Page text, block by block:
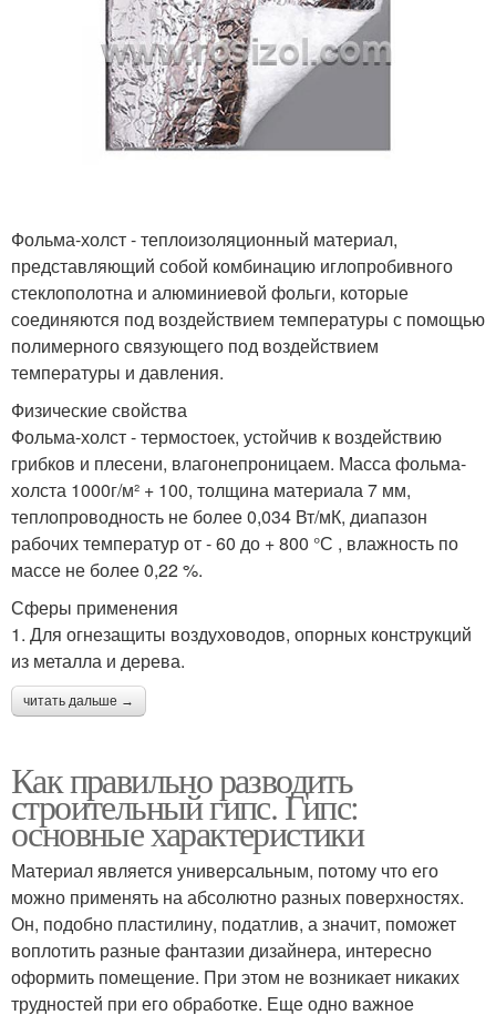
Фольма-холст - теплоизоляционный материал,
представляющий собой комбинацию иглопробивного
стеклополотна и алюминиевой фольги, которые
соединяются под воздействием температуры с помощью
полимерного связующего под воздействием
температуры и давления.
Физические свойства
Фольма-холст - термостоек, устойчив к воздействию
грибков и плесени, влагонепроницаем. Масса фольма-
холста 1000г/м² + 100, толщина материала 7 мм,
теплопроводность не более 0,034 Вт/мК, диапазон
рабочих температур от - 60 до + 800 °С , влажность по
массе не более 0,22 %.
Сферы применения
1. Для огнезащиты воздуховодов, опорных конструкций
из металла и дерева.
читать дальше →
Как правильно разводить
строительный гипс. Гипс:
основные характеристики
Материал является универсальным, потому что его
можно применять на абсолютно разных поверхностях.
Он, подобно пластилину, податлив, а значит, поможет
воплотить разные фантазии дизайнера, интересно
оформить помещение. При этом не возникает никаких
трудностей при его обработке. Еще одно важное